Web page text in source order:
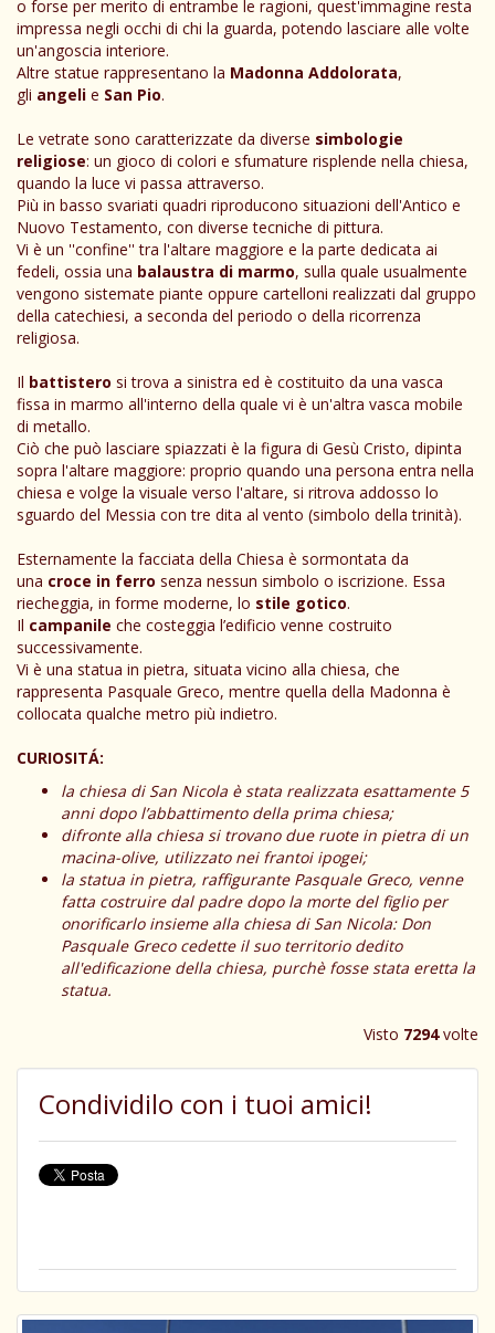
o forse per merito di entrambe le ragioni, quest'immagine resta
impressa negli occhi di chi la guarda, potendo lasciare alle volte
un'angoscia interiore.
Altre statue rappresentano la Madonna Addolorata,
gli angeli e San Pio.
Le vetrate sono caratterizzate da diverse simbologie
religiose: un gioco di colori e sfumature risplende nella chiesa,
quando la luce vi passa attraverso.
Più in basso svariati quadri riproducono situazioni dell'Antico e
Nuovo Testamento, con diverse tecniche di pittura.
Vi è un ''confine'' tra l'altare maggiore e la parte dedicata ai
fedeli, ossia una balaustra di marmo, sulla quale usualmente
vengono sistemate piante oppure cartelloni realizzati dal gruppo
della catechiesi, a seconda del periodo o della ricorrenza
religiosa.
Il battistero si trova a sinistra ed è costituito da una vasca
fissa in marmo all'interno della quale vi è un'altra vasca mobile
di metallo.
Ciò che può lasciare spiazzati è la figura di Gesù Cristo, dipinta
sopra l'altare maggiore: proprio quando una persona entra nella
chiesa e volge la visuale verso l'altare, si ritrova addosso lo
sguardo del Messia con tre dita al vento (simbolo della trinità).
Esternamente la facciata della Chiesa è sormontata da
una croce in ferro senza nessun simbolo o iscrizione. Essa
riecheggia, in forme moderne, lo stile gotico.
Il campanile che costeggia l’edificio venne costruito
successivamente.
Vi è una statua in pietra, situata vicino alla chiesa, che
rappresenta Pasquale Greco, mentre quella della Madonna è
collocata qualche metro più indietro.
CURIOSITÁ:
la chiesa di San Nicola è stata realizzata esattamente 5
anni dopo l’abbattimento della prima chiesa;​
difronte alla chiesa si trovano due ruote in pietra di un
macina-olive, utilizzato nei frantoi ipogei;
la statua in pietra, raffigurante Pasquale Greco, venne
fatta costruire dal padre dopo la morte del figlio per
onorificarlo insieme alla chiesa di San Nicola: Don
Pasquale Greco cedette il suo territorio dedito
all'edificazione della chiesa, purchè fosse stata eretta la
statua.
Visto 7294volte
Condividilo con i tuoi amici!